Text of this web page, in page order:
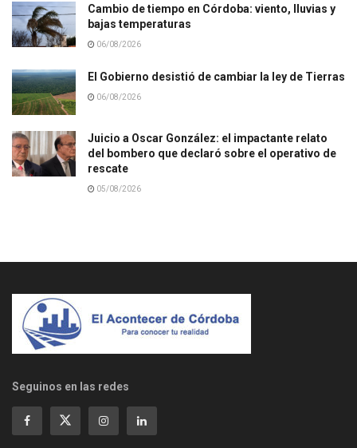
Cambio de tiempo en Córdoba: viento, lluvias y
bajas temperaturas
06/08/2026
El Gobierno desistió de cambiar la ley de Tierras
06/08/2026
Juicio a Oscar González: el impactante relato
del bombero que declaró sobre el operativo de
rescate
05/08/2026
Seguinos en las redes